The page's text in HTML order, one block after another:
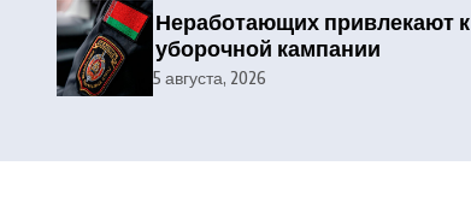
Неработающих привлекают к
уборочной кампании
5 августа, 2026